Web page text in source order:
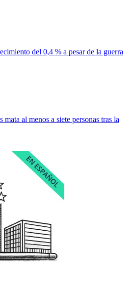
del 0,4 % a pesar de la guerra
mata al menos a siete personas tras la